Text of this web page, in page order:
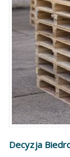
Decyzja